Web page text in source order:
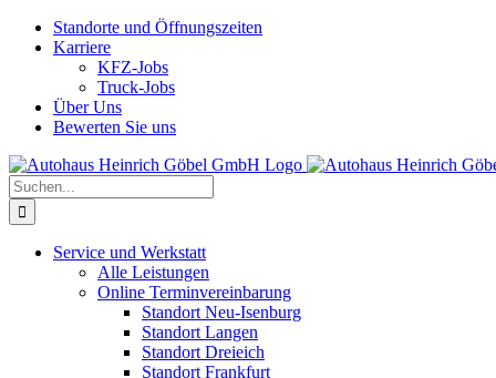
Skip
Standorte und Öffnungszeiten
Karriere
KFZ-Jobs
Truck-Jobs
Über Uns
Bewerten Sie uns
Suche
nach:
Service und Werkstatt
Alle Leistungen
Online Terminvereinbarung
Standort Neu-Isenburg
Standort Langen
Standort Dreieich
Standort Frankfurt